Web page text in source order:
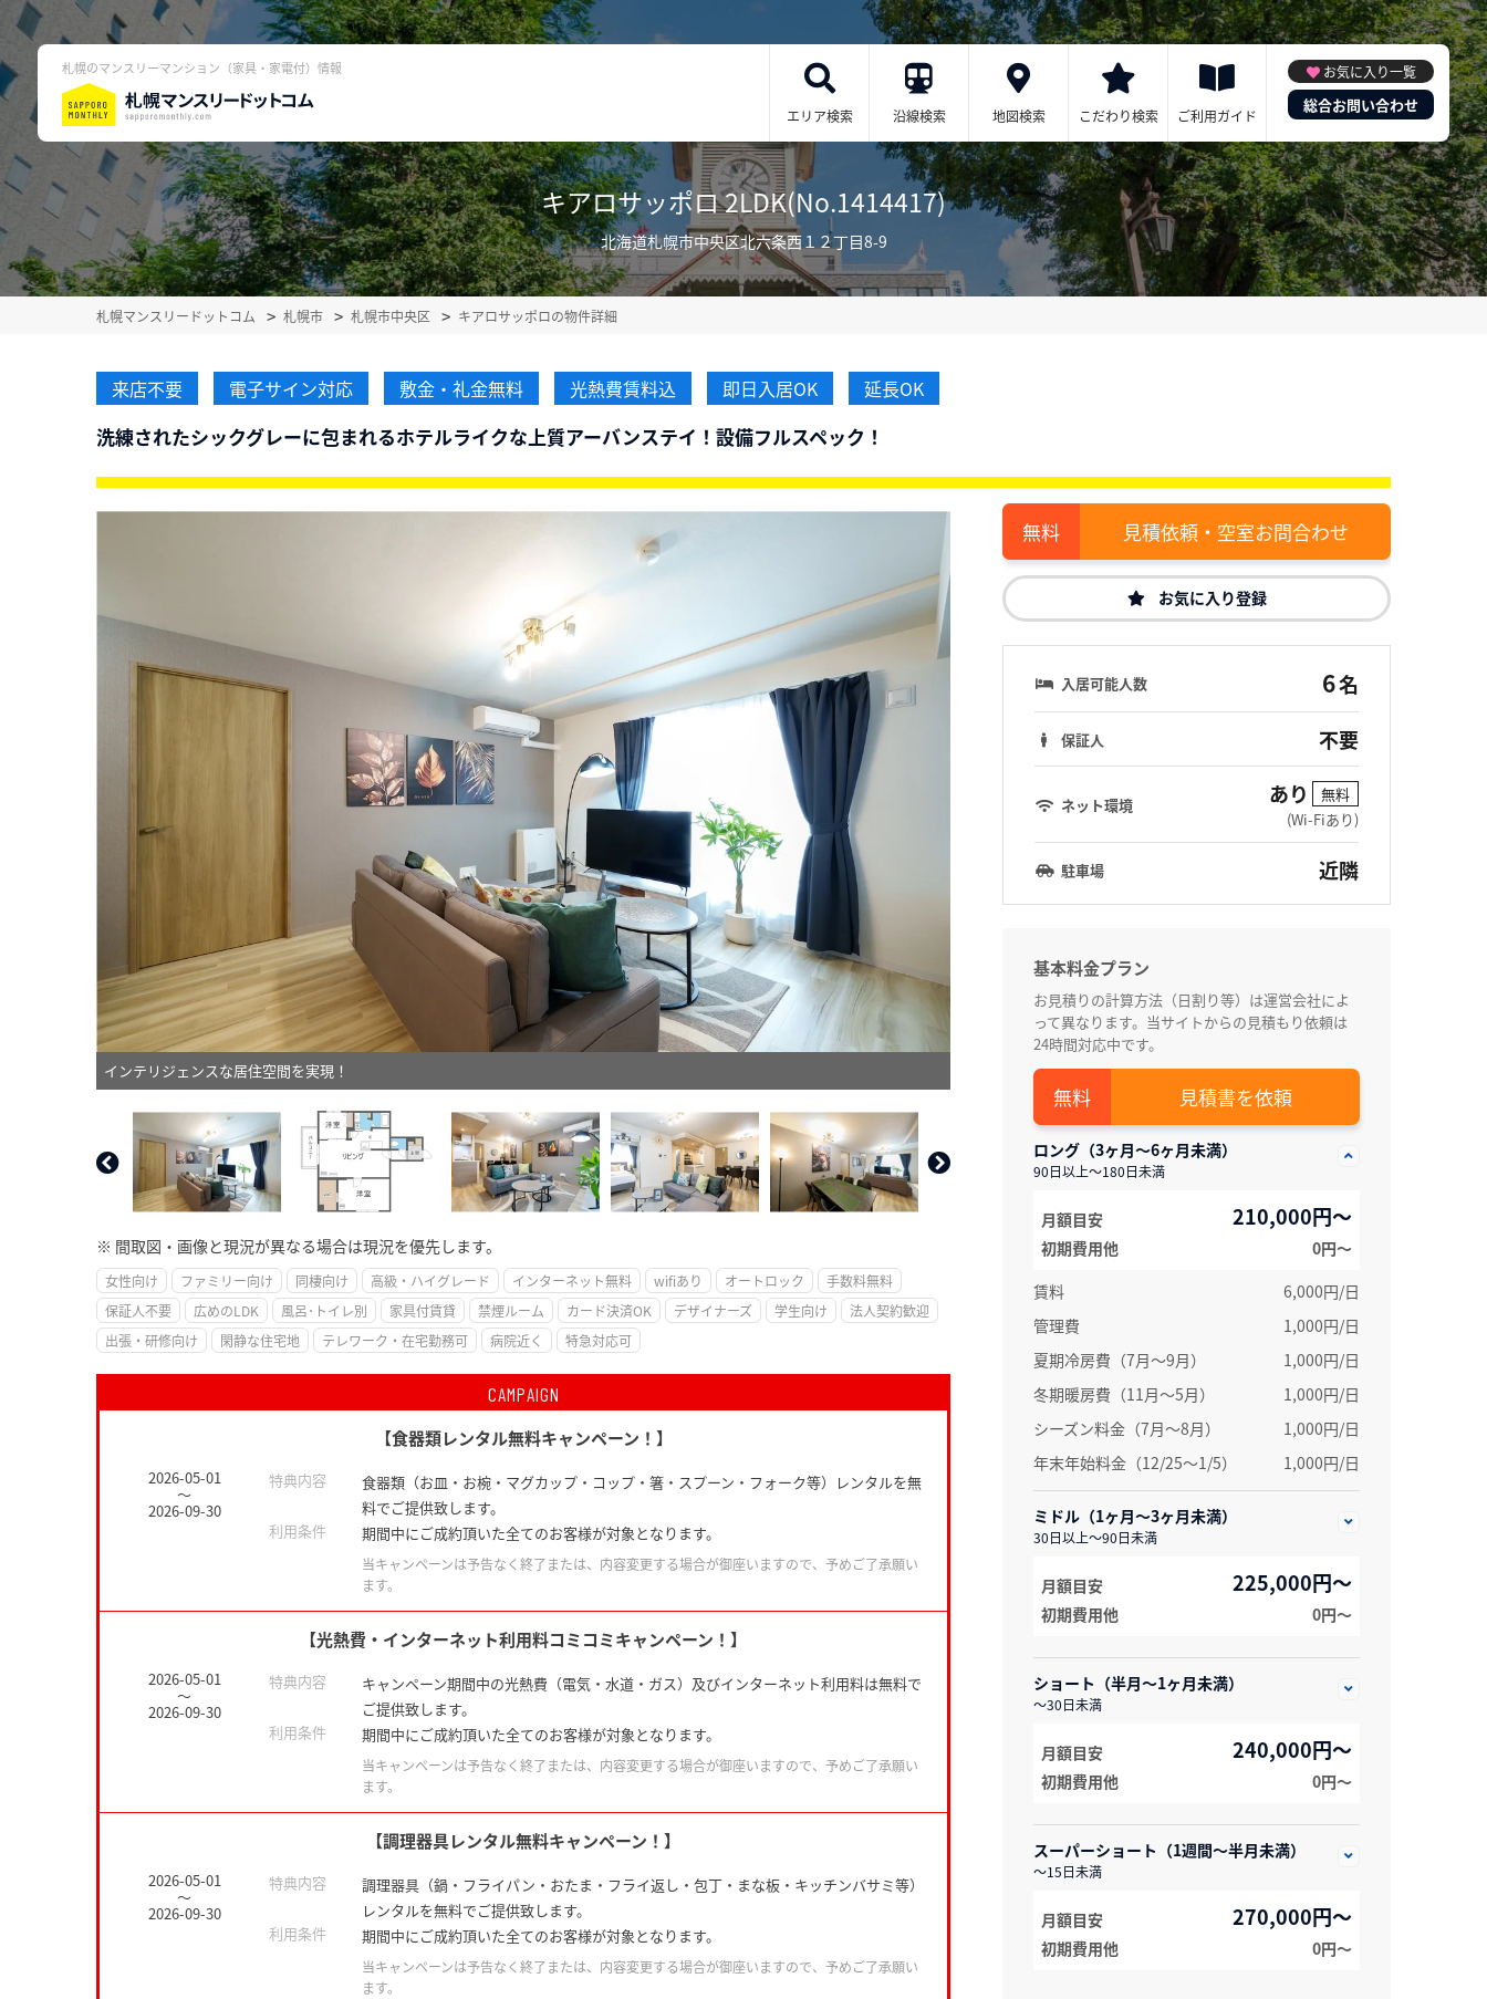
札幌のマンスリーマンション（家具・家電付）情報
エリア検索 沿線検索 地図検索 こだわり検索 ご利用ガイド
お気に入り一覧
総合お問い合わせ
キアロサッポロ 2LDK(No.1414417)
北海道札幌市中央区北六条西１２丁目8-9
札幌マンスリードットコム 札幌市 札幌市中央区 キアロサッポロの物件詳細
来店不要 電子サイン対応 敷金・礼金無料 光熱費賃料込 即日入居OK 延長OK
洗練されたシックグレーに包まれるホテルライクな上質アーバンステイ！設備フルスペック！
インテリジェンスな居住空間を実現！
※ 間取図・画像と現況が異なる場合は現況を優先します。
女性向け ファミリー向け 同棲向け 高級・ハイグレード インターネット無料 wifiあり オートロック
手数料無料
保証人不要
広めのLDK 風呂･トイレ別 家具付賃貸 禁煙ルーム カード決済OK デザイナーズ 学生向け
法人契約歓迎
出張・研修向け
閑静な住宅地 テレワーク・在宅勤務可 病院近く 特急対応可
CAMPAIGN
【食器類レンタル無料キャンペーン！】
2026-05-01
～
2026-09-30
特典内容
食器類（お皿・お椀・マグカップ・コップ・箸・スプーン・フォーク等）レンタルを無
料でご提供致します。
利用条件
期間中にご成約頂いた全てのお客様が対象となります。
当キャンペーンは予告なく終了または、内容変更する場合が御座いますので、予めご了承願い
ます。
【光熱費・インターネット利用料コミコミキャンペーン！】
2026-05-01
～
2026-09-30
特典内容
キャンペーン期間中の光熱費（電気・水道・ガス）及びインターネット利用料は無料で
ご提供致します。
利用条件
期間中にご成約頂いた全てのお客様が対象となります。
当キャンペーンは予告なく終了または、内容変更する場合が御座いますので、予めご了承願い
ます。
【調理器具レンタル無料キャンペーン！】
2026-05-01
～
2026-09-30
特典内容
調理器具（鍋・フライパン・おたま・フライ返し・包丁・まな板・キッチンバサミ等）
レンタルを無料でご提供致します。
利用条件
期間中にご成約頂いた全てのお客様が対象となります。
当キャンペーンは予告なく終了または、内容変更する場合が御座いますので、予めご了承願い
ます。
見積依頼・空室お問合わせ
お気に入り登録
入居可能人数 6名
保証人 不要
ネット環境 あり
無料
(Wi-Fiあり)
駐車場 近隣
基本料金プラン
お見積りの計算方法（日割り等）は運営会社によ
って異なります。当サイトからの見積もり依頼は
24時間対応中です。
見積書を依頼
ロング（3ヶ月～6ヶ月未満）
90日以上～180日未満
月額目安 210,000円～
初期費用他
0円〜
賃料
6,000円/日
管理費
1,000円/日
夏期冷房費（7月～9月）
1,000円/日
冬期暖房費（11月～5月）
1,000円/日
シーズン料金（7月～8月）
1,000円/日
年末年始料金（12/25～1/5）
1,000円/日
ミドル（1ヶ月～3ヶ月未満）
30日以上～90日未満
月額目安 225,000円～
初期費用他 0円〜
ショート（半月～1ヶ月未満）
～30日未満
月額目安 240,000円～
初期費用他 0円〜
スーパーショート（1週間～半月未満）
～15日未満
月額目安 270,000円～
初期費用他 0円〜